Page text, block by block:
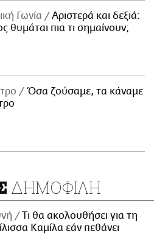
Γωνία
Αριστερά και δεξιά:
θυμάται πια τι σημαίνουν;
Όσα ζούσαμε, τα κάναμε
ΔΗΜΟΦΙΛΗ
Τι θα ακολουθήσει για τη
Καμίλα εάν πεθάνει